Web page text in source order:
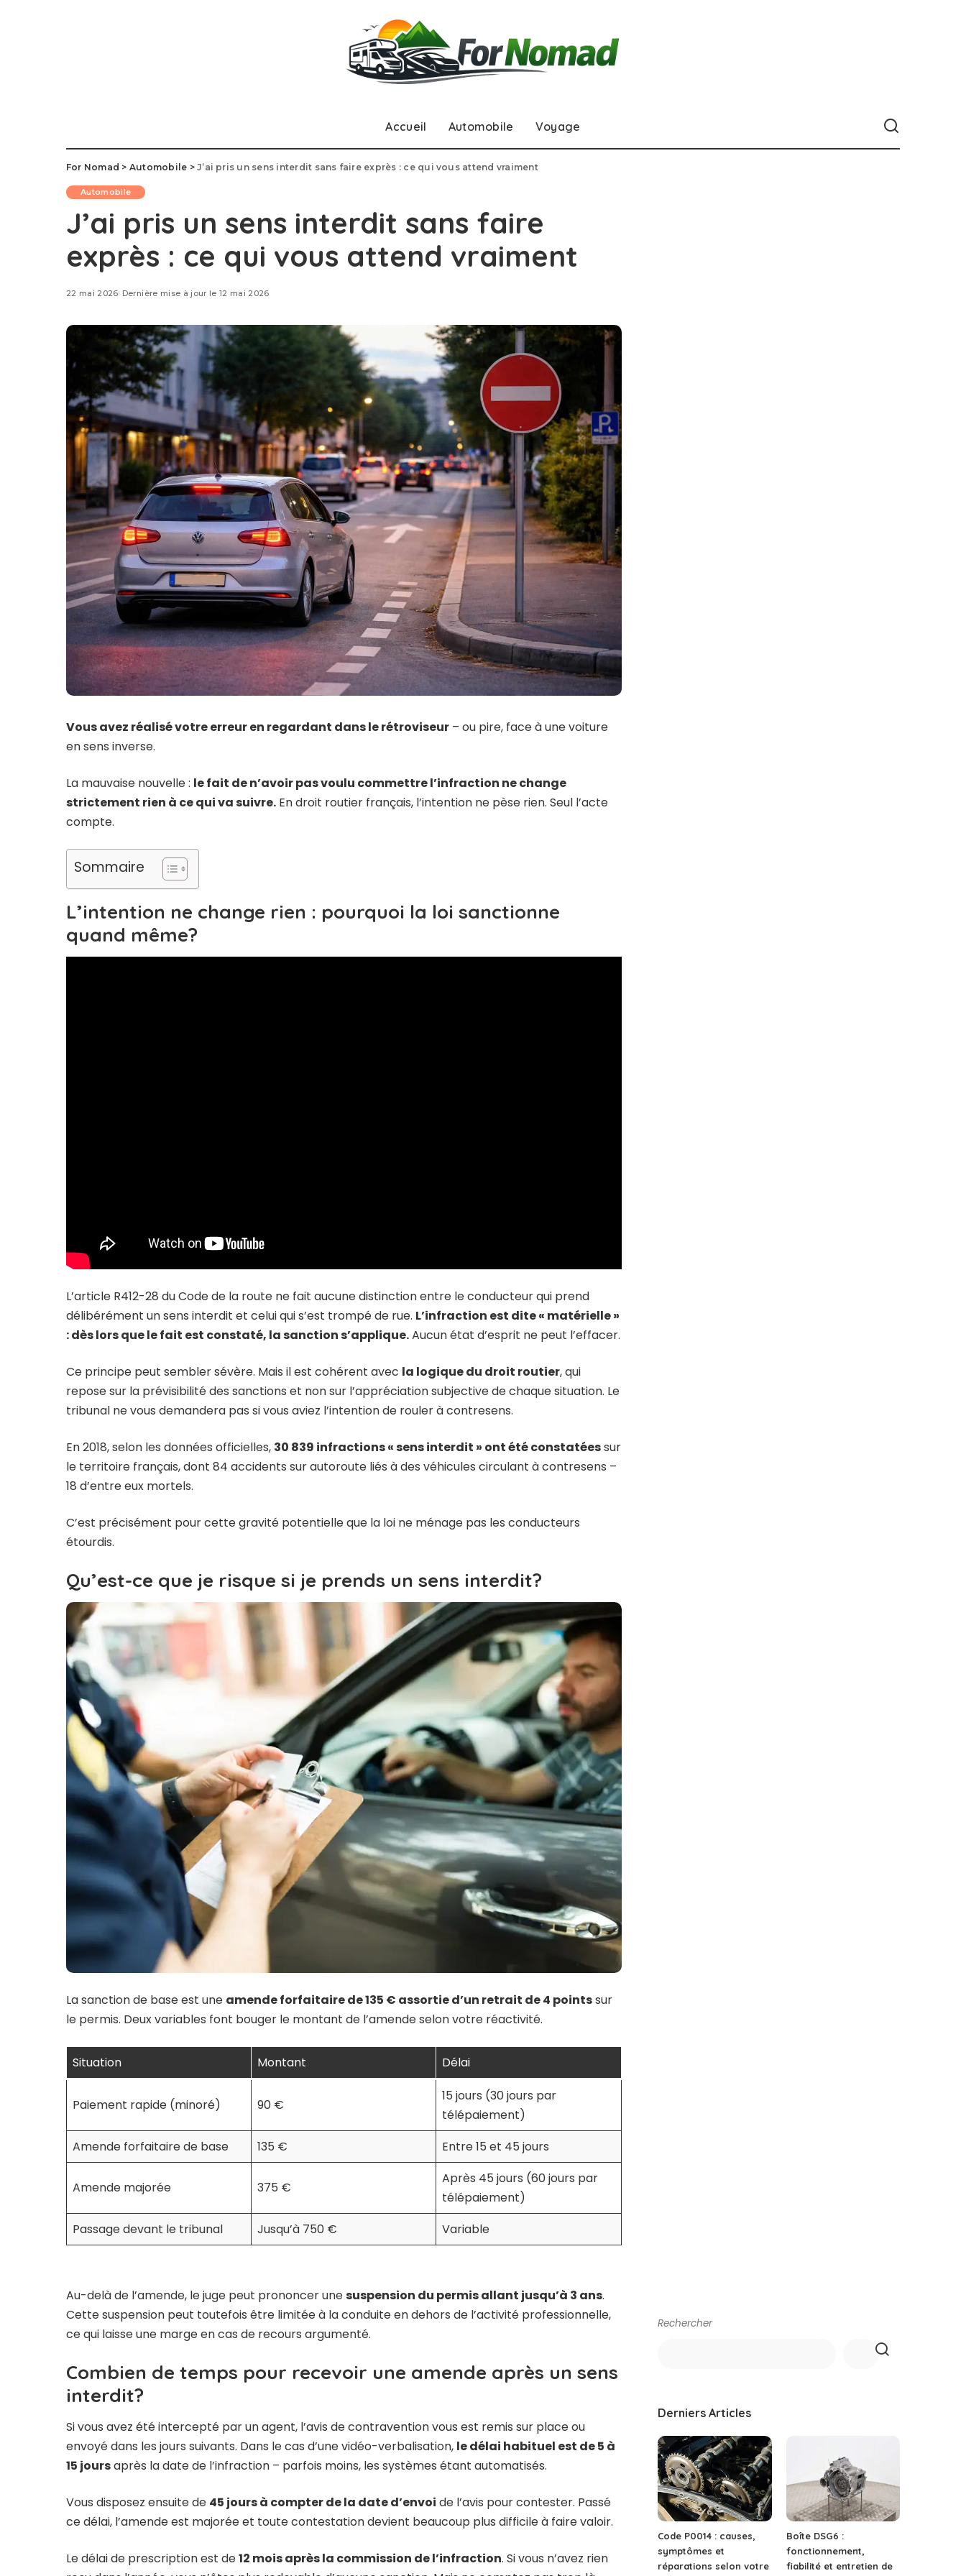
Accueil Automobile Voyage
For Nomad > Automobile >J’ai pris un sens interdit sans faire exprès : ce qui vous attend vraiment
Automobile
J’ai pris un sens interdit sans faire
exprès : ce qui vous attend vraiment
22 mai 2026 Dernière mise à jour le 12 mai 2026
Vous avez réalisé votre erreur en regardant dans le rétroviseur – ou pire, face à une voiture
en sens inverse.
La mauvaise nouvelle : le fait de n’avoir pas voulu commettre l’infraction ne change
strictement rien à ce qui va suivre. En droit routier français, l’intention ne pèse rien. Seul l’acte
compte.
Sommaire
L’intention ne change rien : pourquoi la loi sanctionne
quand même?
L’article R412-28 du Code de la route ne fait aucune distinction entre le conducteur qui prend
délibérément un sens interdit et celui qui s’est trompé de rue. L’infraction est dite « matérielle »
: dès lors que le fait est constaté, la sanction s’applique.Aucun état d’esprit ne peut l’effacer.
Ce principe peut sembler sévère. Mais il est cohérent avec la logique du droit routier, qui
repose sur la prévisibilité des sanctions et non sur l’appréciation subjective de chaque situation. Le
tribunal ne vous demandera pas si vous aviez l’intention de rouler à contresens.
En 2018, selon les données officielles, 30 839 infractions « sens interdit » ont été constatéessur
le territoire français, dont 84 accidents sur autoroute liés à des véhicules circulant à contresens –
18 d’entre eux mortels.
C’est précisément pour cette gravité potentielle que la loi ne ménage pas les conducteurs
étourdis.
Qu’est-ce que je risque si je prends un sens interdit?
La sanction de base est une amende forfaitaire de 135 € assortie d’un retrait de 4 pointssur
le permis. Deux variables font bouger le montant de l’amende selon votre réactivité.
Situation Montant Délai
Paiement rapide (minoré) 90 €
15 jours (30 jours par
télépaiement)
Amende forfaitaire de base
135 € Entre 15 et 45 jours
Amende majorée 375 €
Après 45 jours (60 jours par
télépaiement)
Passage devant le tribunal
Jusqu’à 750 € Variable
Au-delà de l’amende, le juge peut prononcer unesuspension du permis allant jusqu’à 3 ans.
Cette suspension peut toutefois être limitée à la conduite en dehors de l’activité professionnelle,
ce qui laisse une marge en cas de recours argumenté.
Combien de temps pour recevoir une amende après un sens
interdit?
Si vous avez été intercepté par un agent, l’avis de contravention vous est remis sur place ou
envoyé dans les jours suivants. Dans le cas d’une vidéo-verbalisation, le délai habituel est de 5 à
15 joursaprès la date de l’infraction – parfois moins, les systèmes étant automatisés.
Vous disposez ensuite de 45 jours à compter de la date d’envoi de l’avis pour contester. Passé
ce délai, l’amende est majorée et toute contestation devient beaucoup plus difficile à faire valoir.
Le délai de prescription est de12 mois après la commission de l’infraction. Si vous n’avez rien
Rechercher
Derniers Articles
Code P0014 : causes,
symptômes et
réparations selon votre
Boîte DSG6 :
fonctionnement,
fiabilité et entretien de